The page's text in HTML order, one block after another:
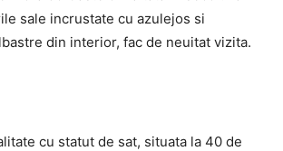
sale incrustate cu azulejos si
din interior, fac de neuitat vizita.
cu statut de sat, situata la 40 de